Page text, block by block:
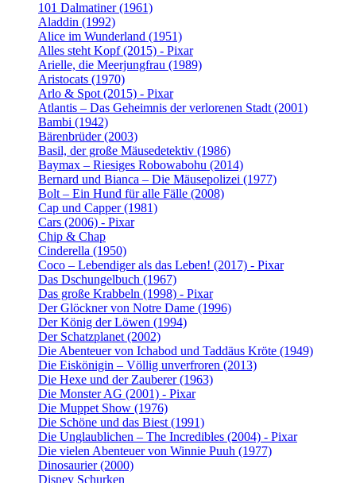
101 Dalmatiner (1961)
Aladdin (1992)
Alice im Wunderland (1951)
Alles steht Kopf (2015) - Pixar
Arielle, die Meerjungfrau (1989)
Aristocats (1970)
Arlo & Spot (2015) - Pixar
Atlantis – Das Geheimnis der verlorenen Stadt (2001)
Bambi (1942)
Bärenbrüder (2003)
Basil, der große Mäusedetektiv (1986)
Baymax – Riesiges Robowabohu (2014)
Bernard und Bianca – Die Mäusepolizei (1977)
Bolt – Ein Hund für alle Fälle (2008)
Cap und Capper (1981)
Cars (2006) - Pixar
Chip & Chap
Cinderella (1950)
Coco – Lebendiger als das Leben! (2017) - Pixar
Das Dschungelbuch (1967)
Das große Krabbeln (1998) - Pixar
Der Glöckner von Notre Dame (1996)
Der König der Löwen (1994)
Der Schatzplanet (2002)
Die Abenteuer von Ichabod und Taddäus Kröte (1949)
Die Eiskönigin – Völlig unverfroren (2013)
Die Hexe und der Zauberer (1963)
Die Monster AG (2001) - Pixar
Die Muppet Show (1976)
Die Schöne und das Biest (1991)
Die Unglaublichen – The Incredibles (2004) - Pixar
Die vielen Abenteuer von Winnie Puuh (1977)
Dinosaurier (2000)
Disney Schurken